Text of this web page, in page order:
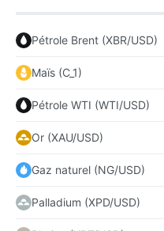
Pétrole Brent (XBR/USD)
Maïs (C_1)
Pétrole WTI (WTI/USD)
Or (XAU/USD)
Gaz naturel (NG/USD)
Palladium (XPD/USD)